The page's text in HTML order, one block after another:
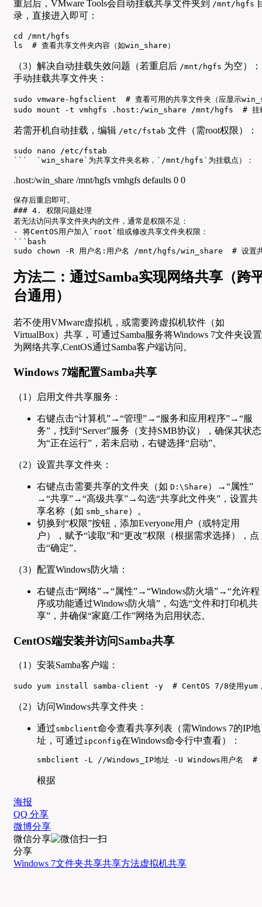
重启后，VMware Tools会自动挂载共享文件夹到 /mnt/hgfs
录，直接进入即可：
cd /mnt/hgfs
ls  # 查看共享文件夹内容（如win_share）
（3）解决自动挂载失效问题（若重启后 /mnt/hgfs 为空）：
手动挂载共享文件夹：
sudo vmware-hgfsclient  # 查看可用的共享文件夹（应显示
sudo mount -t vmhgfs .host:/win_share /mnt/hgfs  # 挂
若需开机自动挂载，编辑 /etc/fstab 文件（需root权限）：
sudo nano /etc/fstab
```  `win_share`为共享文件夹名称，`/mnt/hgfs`为挂载点）
.host:/win_share /mnt/hgfs vmhgfs defaults 0 0
保存后重启即可。
### 4. 权限问题处理
若无法访问共享文件夹内的文件，通常是权限不足：
- 将CentOS用户加入`root`组或修改共享文件夹权限：
```bash
sudo chown -R 用户名:用户名 /mnt/hgfs/win_share  # 设置共
方法二：通过Samba实现网络共享（跨
台通用）
若不使用VMware虚拟机，或需要跨虚拟机软件（如
VirtualBox）共享，可通过Samba服务将Windows 7文件夹设置
为网络共享,CentOS通过Samba客户端访问。
Windows 7端配置Samba共享
（1）启用文件共享服务：
右键点击“计算机”→“管理”→“服务和应用程序”→“服
务”，找到“Server”服务（支持SMB协议），确保其状态
为“正在运行”，若未启动，右键选择“启动”。
（2）设置共享文件夹：
右键点击需要共享的文件夹（如 D:\Share ）→“属性”
→“共享”→“高级共享”→勾选“共享此文件夹”，设置共
享名称（如 smb_share ）。
切换到“权限”按钮，添加Everyone用户（或特定用
户），赋予“读取”和“更改”权限（根据需求选择），点
击“确定”。
（3）配置Windows防火墙：
右键点击“网络”→“属性”→“Windows防火墙”→“允许程
序或功能通过Windows防火墙”，勾选“文件和打印机共
享”，并确保“家庭/工作”网络为启用状态。
CentOS端安装并访问Samba共享
（1）安装Samba客户端：
sudo yum install samba-client -y  # CentOS 7/8使用yum，
（2）访问Windows共享文件夹：
通过smbclient命令查看共享列表（需Windows 7的IP地
址，可通过ipconfig在Windows命令行中查看）：
smbclient -L //Windows_IP地址 -U Windows用户名
根据
海报
QQ 分享
微博分享
微信分享
分享
Windows 7文件夹共享共享方法虚拟机共享